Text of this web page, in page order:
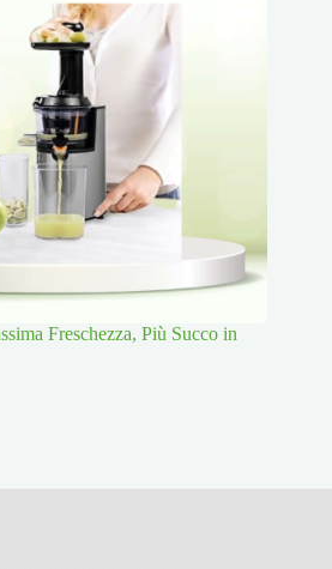
Freschezza, Più Succo in